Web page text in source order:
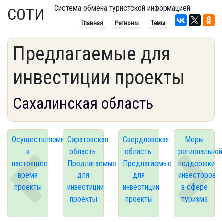
СОТИ Система обмена туристской информацией
Главная Регионы Темы
Предлагаемые для
инвестиции проекты
Сахалинская область
Осуществляемые
в
настоящее
время
проекты
Саратовская
область.
Предлагаемые
для
инвестиции
проекты
Свердловская
область.
Предлагаемые
для
инвестиции
проекты
Меры
региональной
поддержки
инвесторов
в сфере
туризма